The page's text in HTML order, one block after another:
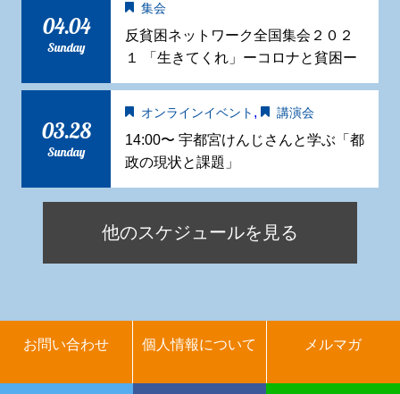
04.04
Sunday
集会
反貧困ネットワーク全国集会２０２
１ 「生きてくれ」ーコロナと貧困ー
03.28
Sunday
オンラインイベント , 講演会
14:00〜 宇都宮けんじさんと学ぶ「都
政の現状と課題」
他のスケジュールを見る
お問い合わせ 個人情報について メルマガ